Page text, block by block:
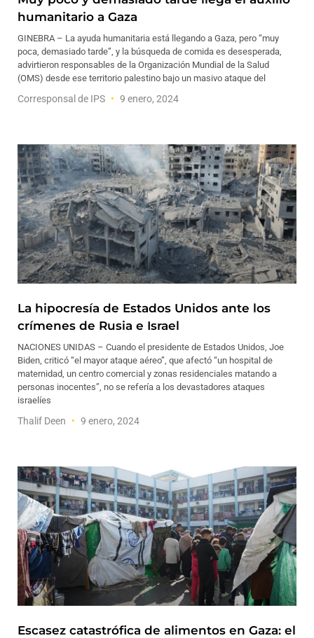
humanitario a Gaza
GINEBRA – La ayuda humanitaria está llegando a Gaza, pero “muy
poca, demasiado tarde”, y la búsqueda de comida es desesperada,
advirtieron responsables de la Organización Mundial de la Salud
(OMS) desde ese territorio palestino bajo un masivo ataque del
Corresponsal de IPS 9 enero, 2024
La hipocresía de Estados Unidos ante los
crímenes de Rusia e Israel
NACIONES UNIDAS – Cuando el presidente de Estados Unidos, Joe
Biden, criticó “el mayor ataque aéreo”, que afectó “un hospital de
maternidad, un centro comercial y zonas residenciales matando a
personas inocentes”, no se refería a los devastadores ataques
israelíes
Thalif Deen 9 enero, 2024
Escasez catastrófica de alimentos en Gaza: el